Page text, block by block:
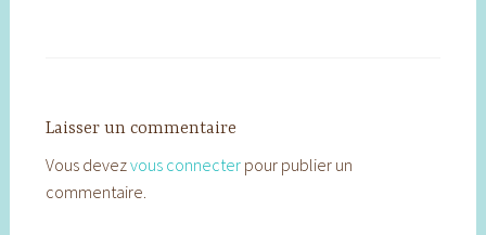
Laisser un commentaire
Vous devezvous connecterpour publier un
commentaire.